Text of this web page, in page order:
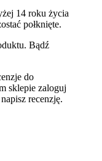
14 roku życia
połknięte.
Bądź
do
sklepie zaloguj
recenzję.